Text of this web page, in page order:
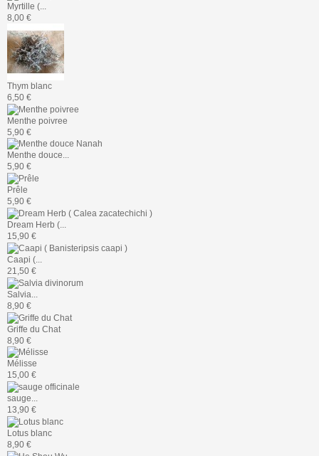
Myrtille (...
8,00 €
Thym blanc
6,50 €
Menthe poivree
5,90 €
Menthe douce...
5,90 €
Prêle
5,90 €
Dream Herb (...
15,90 €
Caapi (...
21,50 €
Salvia...
8,90 €
Griffe du Chat
8,90 €
Mélisse
15,00 €
sauge...
13,90 €
Lotus blanc
8,90 €